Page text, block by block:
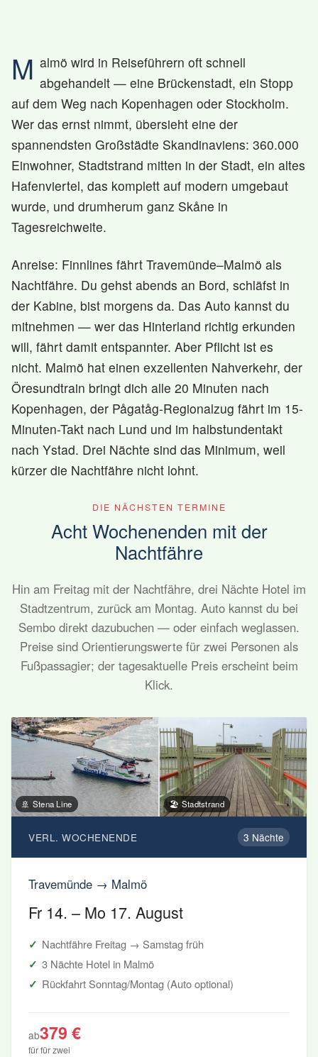
M almö wird in Reiseführern oft schnell
abgehandelt — eine Brückenstadt, ein Stopp
auf dem Weg nach Kopenhagen oder Stockholm.
Wer das ernst nimmt, übersieht eine der
spannendsten Großstädte Skandinaviens: 360.000
Einwohner, Stadtstrand mitten in der Stadt, ein altes
Hafenviertel, das komplett auf modern umgebaut
wurde, und drumherum ganz Skåne in
Tagesreichweite.
Anreise: Finnlines fährt Travemünde–Malmö als
Nachtfähre. Du gehst abends an Bord, schläfst in
der Kabine, bist morgens da. Das Auto kannst du
mitnehmen — wer das Hinterland richtig erkunden
will, fährt damit entspannter. Aber Pflicht ist es
nicht. Malmö hat einen exzellenten Nahverkehr, der
Öresundtrain bringt dich alle 20 Minuten nach
Kopenhagen, der Pågatåg-Regionalzug fährt im 15-
Minuten-Takt nach Lund und im halbstundentakt
nach Ystad. Drei Nächte sind das Minimum, weil
kürzer die Nachtfähre nicht lohnt.
DIE NÄCHSTEN TERMINE
Acht Wochenenden mit der
Nachtfähre
Hin am Freitag mit der Nachtfähre, drei Nächte Hotel im
Stadtzentrum, zurück am Montag. Auto kannst du bei
Sembo direkt dazubuchen — oder einfach weglassen.
Preise sind Orientierungswerte für zwei Personen als
Fußpassagier; der tagesaktuelle Preis erscheint beim
Klick.
🚢 Stena Line 🏖️ Stadtstrand
VERL. WOCHENENDE 3 Nächte
Travemünde → Malmö
Fr 14. – Mo 17. August
Nachtfähre Freitag → Samstag früh
3 Nächte Hotel in Malmö
Rückfahrt Sonntag/Montag (Auto optional)
ab379 €
für für zwei